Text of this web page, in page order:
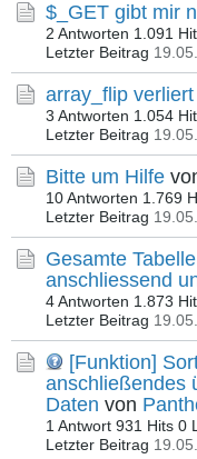
$_GET gibt mir
2 Antworten 1.091
Letzter Beitrag
array_flip
3 Antworten 1.054
Letzter Beitrag
Bitte um Hilfe
10 Antworten 1.769
Letzter Beitrag
Gesamte
anschliessend
4 Antworten 1.873
Letzter Beitrag
[Funktion]
anschließendes
Daten von
1 Antwort 931 Hits 0
Letzter Beitrag